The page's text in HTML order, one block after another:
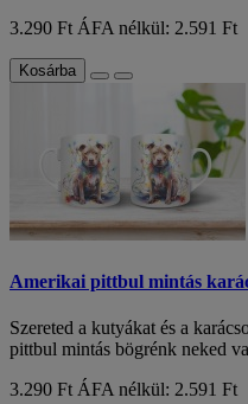
3.290 FtÁFA nélkül: 2.591 Ft
Kosárba
Amerikai pittbul mintás
Szereted a kutyákat és a
pittbul mintás bögrénk neked
3.290 Ft ÁFA nélkül: 2.591 Ft